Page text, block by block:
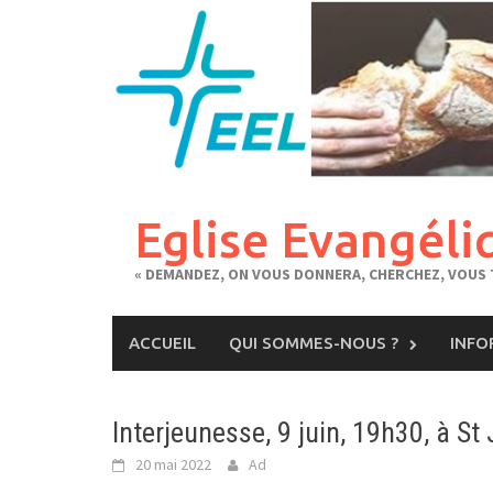
Eglise
« DEMANDEZ, ON VOUS DONNERA, CHERCHEZ,
ACCUEIL QUI SOMMES-NOUS ?
Interjeunesse, 9 juin, 19h30, à St
20 mai 2022 Ad